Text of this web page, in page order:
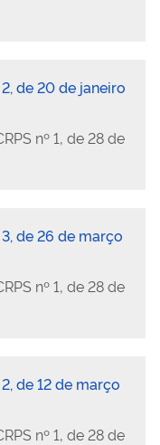
de 20 de janeiro
nº 1, de 28 de
de 26 de março
nº 1, de 28 de
de 12 de março
nº 1, de 28 de